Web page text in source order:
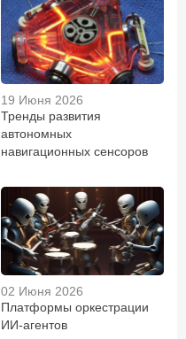
19 Июня 2026
Тренды развития
автономных
навигационных сенсоров
02 Июня 2026
Платформы оркестрации
ИИ-агентов